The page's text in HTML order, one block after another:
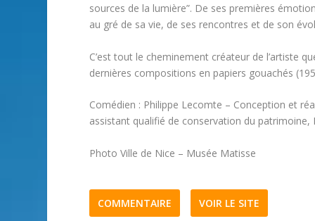
sources de la lumière”. De ses premières
au gré de sa vie, de ses rencontres et de son
C’est tout le cheminement créateur de l’artiste
dernières compositions en papiers gouachés
Comédien : Philippe Lecomte – Conception et
assistant qualifié de conservation du patrimoine,
Photo Ville de Nice – Musée Matisse
COMMENTAIRE VOIR LE SITE